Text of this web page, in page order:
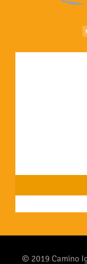
© 2019 Camino